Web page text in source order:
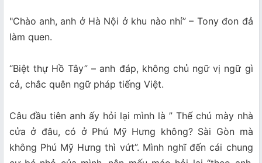
"Chào anh, anh ở Hà Nội ở khu nào nhỉ” – Tony đon đả
làm quen.
“Biệt thự Hồ Tây” – anh đáp, không chủ ngữ vị ngữ gì
cả, chắc quên ngữ pháp tiếng Việt.
Câu đầu tiên anh ấy hỏi lại mình là ” Thế chú mày nhà
cửa ở đâu, có ở Phú Mỹ Hưng không? Sài Gòn mà
không Phú Mỹ Hưng thì vứt”. Mình nghĩ đến cái chung